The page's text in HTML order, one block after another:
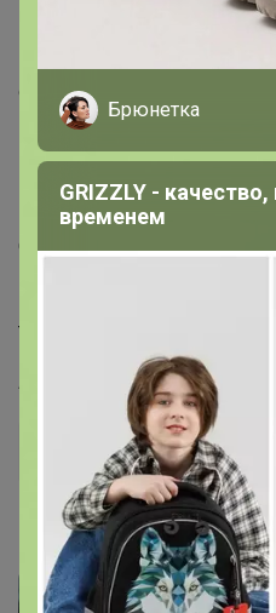
эффективность будет
странице, могут включать
не продаются.
Состав материала
Основная часть: 54 %
использованием
Ткань кармана: 100%
478228
Фотографии
Брюнетка
GRIZZLY -
временем